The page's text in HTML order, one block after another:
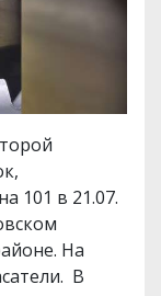
101 в 21.07.
На
В